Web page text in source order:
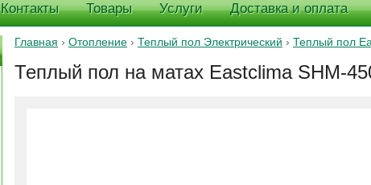
Контакты Товары Услуги Доставка и оплата
Главная › Отопление › Теплый пол Электрический › Теплый пол
Теплый пол на матах Eastclima SHM-